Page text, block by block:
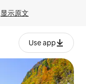
显示原文
Use app